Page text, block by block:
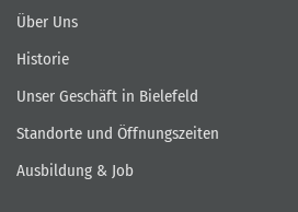
Über Uns
Historie
Unser Geschäft in Bielefeld
Standorte und Öffnungszeiten
Ausbildung & Job